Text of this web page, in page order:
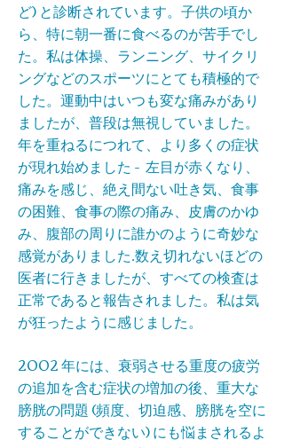
ど) と診断されています。子供の頃か
ら、特に朝一番に食べるのが苦手でし
た。私は体操、ランニング、サイクリ
ングなどのスポーツにとても積極的で
した。運動中はいつも変な痛みがあり
ましたが、普段は無視していました。
年を重ねるにつれて、より多くの症状
が現れ始めました - 左目が赤くなり、
痛みを感じ、絶え間ない吐き気、食事
の困難、食事の際の痛み、皮膚のかゆ
み、腹部の周りに誰かのように奇妙な
感覚がありました.数え切れないほどの
医者に行きましたが、すべての検査は
正常であると報告されました。私は気
が狂ったように感じました。
2002 年には、衰弱させる重度の疲労
の追加を含む症状の増加の後、重大な
膀胱の問題 (頻度、切迫感、膀胱を空に
することができない) にも悩まされるよ